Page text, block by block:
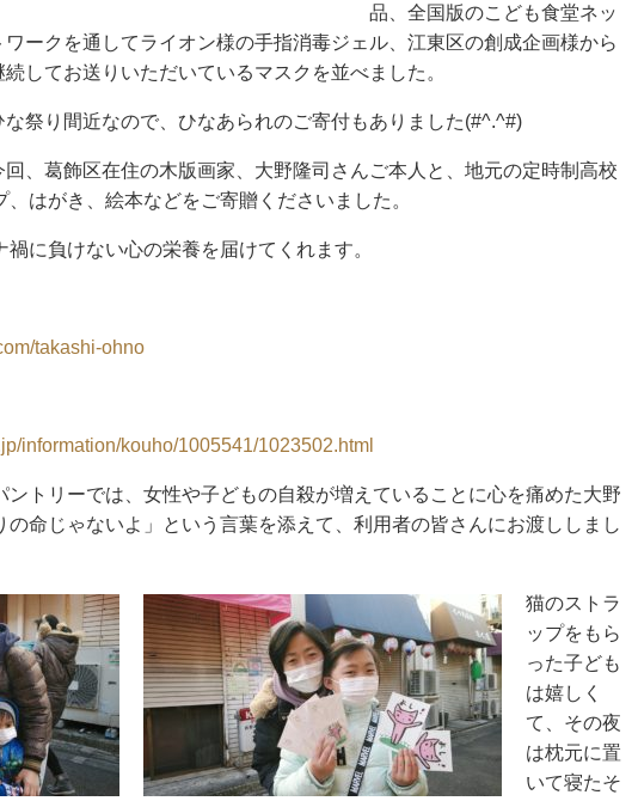
品、全国版のこども食堂ネッ
ワークを通してライオン様の手指消毒ジェル、江東区の創成企画様から
続してお送りいただいているマスクを並べました。
な祭り間近なので、ひなあられのご寄付もありました(#^.^#)
回、葛飾区在住の木版画家、大野隆司さんご本人と、地元の定時制高校
はがき、絵本などをご寄贈くださいました。
に負けない心の栄養を届けてくれます。
takashi-ohno
information/kouho/1005541/1023502.html
ントリーでは、女性や子どもの自殺が増えていることに心を痛めた大野
命じゃないよ」という言葉を添えて、利用者の皆さんにお渡ししまし
猫のストラ
ップをもら
った子ども
は嬉しく
て、その夜
は枕元に置
いて寝たそ